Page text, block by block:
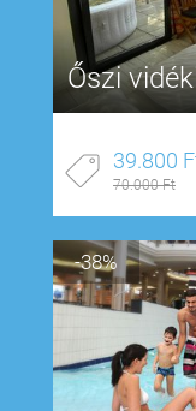
Őszi
39.800
70.000 Ft
-38%